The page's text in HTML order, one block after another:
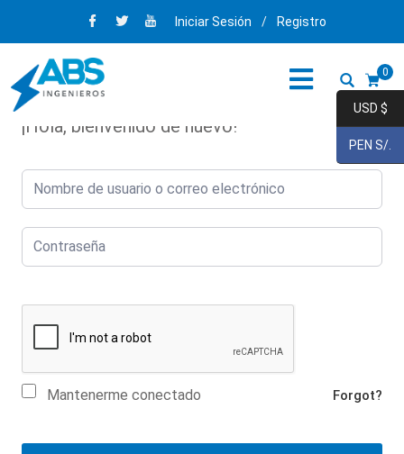
Iniciar Sesión / Registro
0
¡Hola, bienvenido de nuevo!
Mantenerme conectado Forgot?
USD $
PEN S/.